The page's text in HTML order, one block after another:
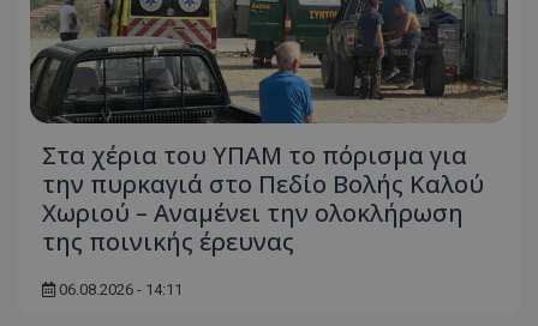
Στα χέρια του ΥΠΑΜ το πόρισμα για
την πυρκαγιά στο Πεδίο Βολής Καλού
Χωριού – Αναμένει την ολοκλήρωση
της ποινικής έρευνας
06.08.2026 - 14:11
VISITOR_PRIVACY_METADATA
YouTube
.youtube.com